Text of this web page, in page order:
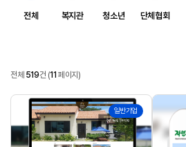
전체 복지관 청소년 단체협회
포트폴리오
전체 519건 (11 페이지)
포트폴리오 목록
359 일반기업